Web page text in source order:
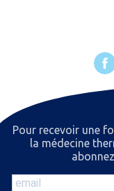
Pour recevoir une
la médecine